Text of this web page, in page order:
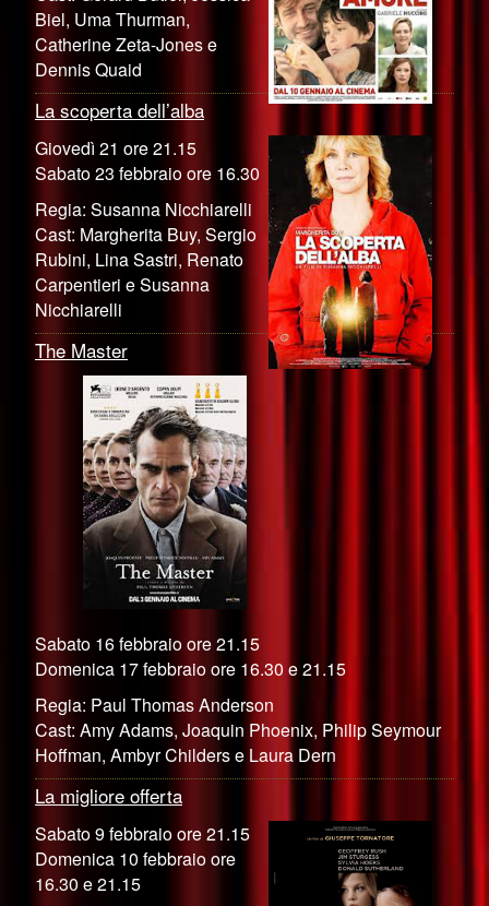
Biel, Uma Thurman,
Catherine Zeta-Jones e
Dennis Quaid
La scoperta dell’alba
Giovedì 21 ore 21.15
Sabato 23 febbraio ore 16.30
Regia: Susanna Nicchiarelli
Cast: Margherita Buy, Sergio
Rubini, Lina Sastri, Renato
Carpentieri e Susanna
Nicchiarelli
The Master
Sabato 16 febbraio ore 21.15
Domenica 17 febbraio ore 16.30 e 21.15
Regia: Paul Thomas Anderson
Cast: Amy Adams, Joaquin Phoenix, Philip Seymour
Hoffman, Ambyr Childers e Laura Dern
La migliore offerta
Sabato 9 febbraio ore 21.15
Domenica 10 febbraio ore
16.30 e 21.15